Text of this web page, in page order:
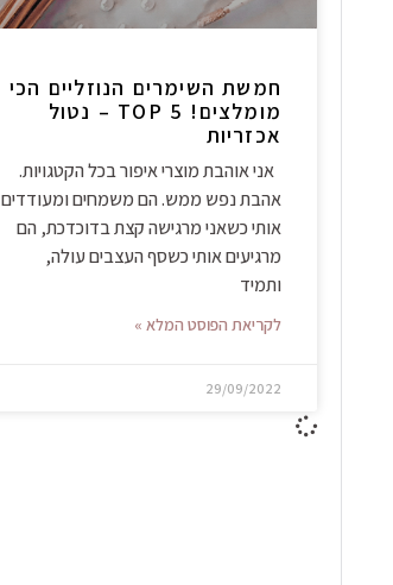
חמשת השימרים הנוזליים הכי
מומלצים! TOP 5 – נטול
אכזריות
אני אוהבת מוצרי איפור בכל הקטגויות.
אהבת נפש ממש. הם משמחים ומעודדים
אותי כשאני מרגישה קצת בדוכדכת, הם
מרגיעים אותי כשסף העצבים עולה,
ותמיד
לקריאת הפוסט המלא »
29/09/2022